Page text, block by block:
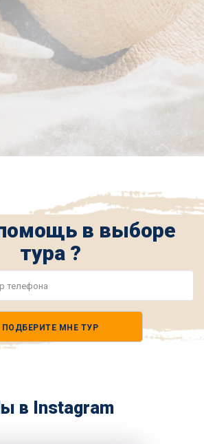
в выборе
тура ?
ПОДБЕРИТЕ МНЕ ТУР
в Instagram